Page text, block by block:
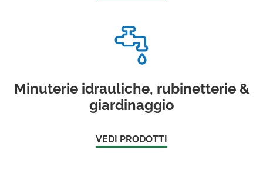
Minuterie idrauliche, rubinetterie &
giardinaggio
VEDI PRODOTTI